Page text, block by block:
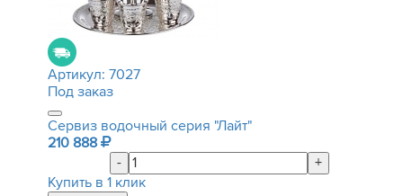
Артикул: 7027
Под заказ
Сервиз водочный серия "Лайт"
210 888
-
+
Купить в 1 клик